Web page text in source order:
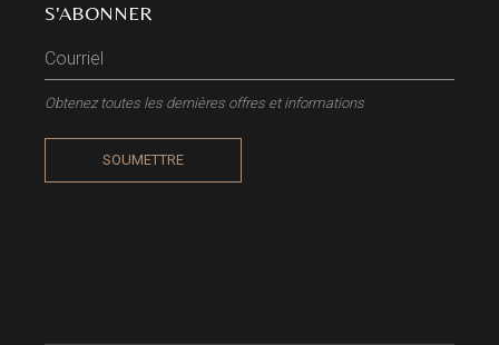
S'ABONNER
Obtenez toutes les dernières offres et informations
SOUMETTRE